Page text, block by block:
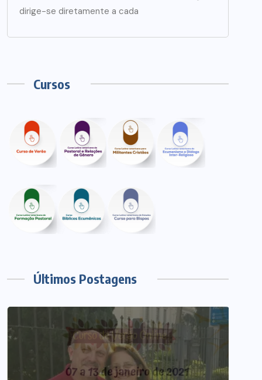
dirige-se diretamente a cada
Cursos
Últimos Postagens